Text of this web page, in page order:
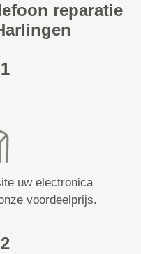
reparatie
uw electronica
voordeelprijs.